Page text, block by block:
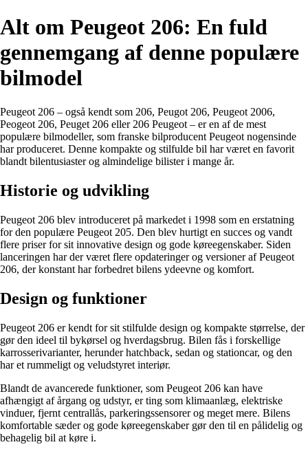
Alt om Peugeot 206: En fuld
gennemgang af denne populære
bilmodel
Peugeot 206 – også kendt som 206, Peugot 206, Peugeot 2006,
Peogeot 206, Peuget 206 eller 206 Peugeot – er en af de mest
populære bilmodeller, som franske bilproducent Peugeot nogensinde
har produceret. Denne kompakte og stilfulde bil har været en favorit
blandt bilentusiaster og almindelige bilister i mange år.
Historie og udvikling
Peugeot 206 blev introduceret på markedet i 1998 som en erstatning
for den populære Peugeot 205. Den blev hurtigt en succes og vandt
flere priser for sit innovative design og gode køreegenskaber. Siden
lanceringen har der været flere opdateringer og versioner af Peugeot
206, der konstant har forbedret bilens ydeevne og komfort.
Design og funktioner
Peugeot 206 er kendt for sit stilfulde design og kompakte størrelse, der
gør den ideel til bykørsel og hverdagsbrug. Bilen fås i forskellige
karrosserivarianter, herunder hatchback, sedan og stationcar, og den
har et rummeligt og veludstyret interiør.
Blandt de avancerede funktioner, som Peugeot 206 kan have
afhængigt af årgang og udstyr, er ting som klimaanlæg, elektriske
vinduer, fjernt centrallås, parkeringssensorer og meget mere. Bilens
komfortable sæder og gode køreegenskaber gør den til en pålidelig og
behagelig bil at køre i.